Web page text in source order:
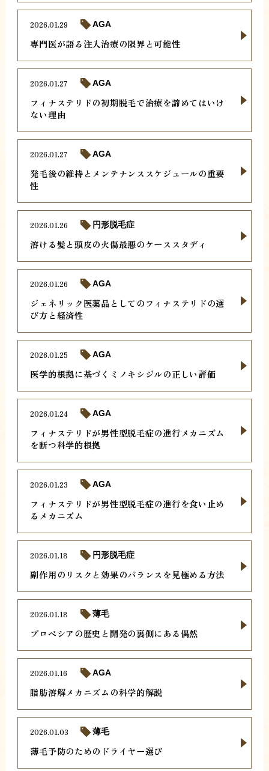
専門医が語る注入治療の限界と可能性
2026.01.29 AGA
フィナステリドの初期脱毛で治療を諦めてはいけ
ない理由
2026.01.27 AGA
発毛後の維持とメンテナンススケジュールの重要
性
2026.01.27 AGA
溶ける髪と頭皮の火傷最悪のケーススタディ
2026.01.26 円形脱毛症
ジェネリック医薬品としてのフィナステリドの選
び方と経済性
2026.01.26 AGA
医学的根拠に基づくミノキシジルの正しい評価
2026.01.25 AGA
フィナステリドが男性型脱毛症の進行メカニズム
を断つ科学的根拠
2026.01.24 AGA
フィナステリドが男性型脱毛症の進行を食い止め
るメカニズム
2026.01.23 AGA
副作用のリスクと効果のバランスを見極める方法
2026.01.18 円形脱毛症
プロペシアの歴史と開発の裏側にある偶然
2026.01.18 薄毛
脂肪溶解メカニズムの科学的解説
2026.01.16 AGA
薄毛予防のためのドライヤー選び
2026.01.03 薄毛